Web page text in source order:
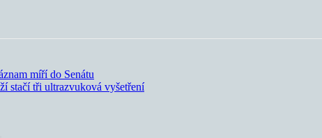
míří do Senátu
stačí tři ultrazvuková vyšetření